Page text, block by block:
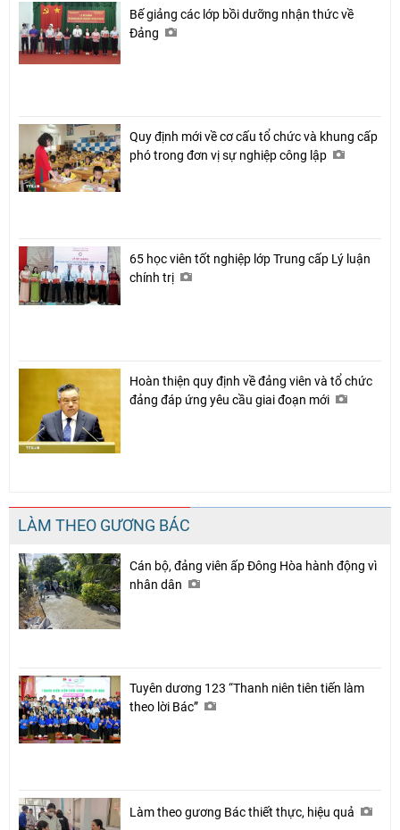
Bế giảng các lớp bồi dưỡng nhận thức về
Đảng
Quy định mới về cơ cấu tổ chức và khung cấp
phó trong đơn vị sự nghiệp công lập
65 học viên tốt nghiệp lớp Trung cấp Lý luận
chính trị
Hoàn thiện quy định về đảng viên và tổ chức
đảng đáp ứng yêu cầu giai đoạn mới
LÀM THEO GƯƠNG BÁC
Cán bộ, đảng viên ấp Đông Hòa hành động vì
nhân dân
Tuyên dương 123 “Thanh niên tiên tiến làm
theo lời Bác”
Làm theo gương Bác thiết thực, hiệu quả